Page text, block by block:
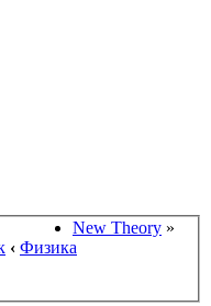
New Theory »
‹ Физика